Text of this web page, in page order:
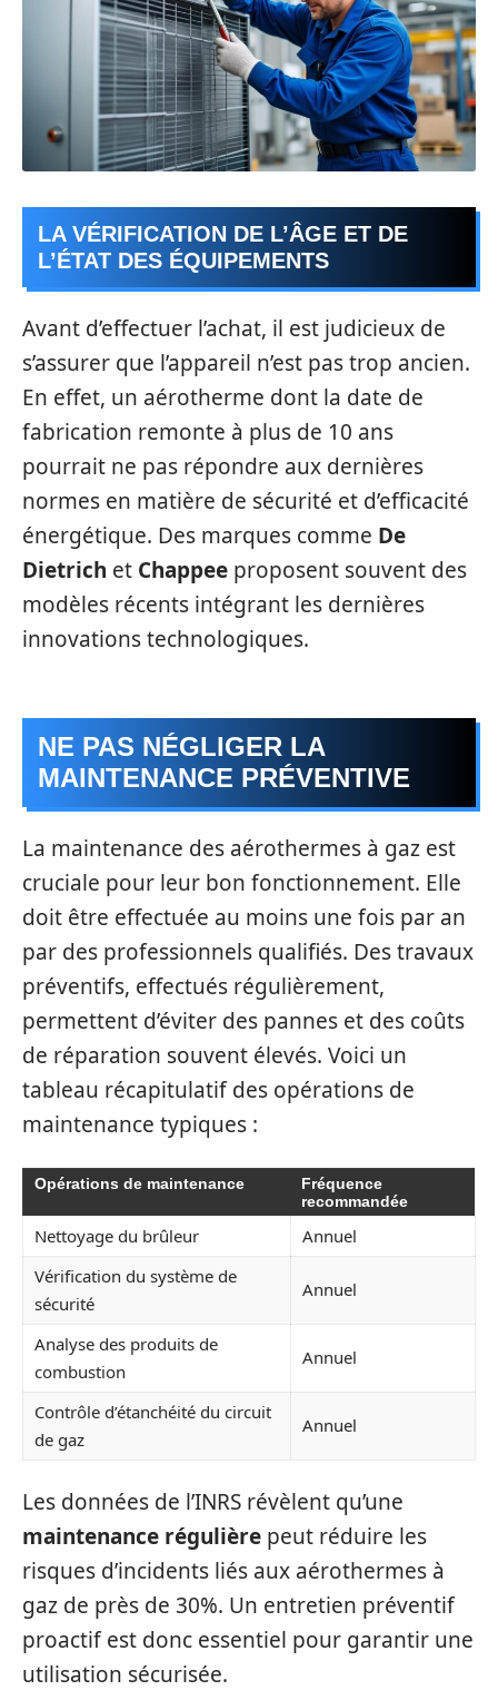
LA VÉRIFICATION DE L’ÂGE ET DE
L’ÉTAT DES ÉQUIPEMENTS
Avant d’effectuer l’achat, il est judicieux de
s’assurer que l’appareil n’est pas trop ancien.
En effet, un aérotherme dont la date de
fabrication remonte à plus de 10 ans
pourrait ne pas répondre aux dernières
normes en matière de sécurité et d’efficacité
énergétique. Des marques comme De
Dietrich et Chappee proposent souvent des
modèles récents intégrant les dernières
innovations technologiques.
NE PAS NÉGLIGER LA
MAINTENANCE PRÉVENTIVE
La maintenance des aérothermes à gaz est
cruciale pour leur bon fonctionnement. Elle
doit être effectuée au moins une fois par an
par des professionnels qualifiés. Des travaux
préventifs, effectués régulièrement,
permettent d’éviter des pannes et des coûts
de réparation souvent élevés. Voici un
tableau récapitulatif des opérations de
maintenance typiques :
Opérations de maintenance
Fréquence
recommandée
Nettoyage du brûleur
Annuel
Vérification du système de
sécurité
Annuel
Analyse des produits de
combustion
Annuel
Contrôle d’étanchéité du circuit
de gaz
Annuel
Les données de l’INRS révèlent qu’une
maintenance régulière peut réduire les
risques d’incidents liés aux aérothermes à
gaz de près de 30%. Un entretien préventif
proactif est donc essentiel pour garantir une
utilisation sécurisée.